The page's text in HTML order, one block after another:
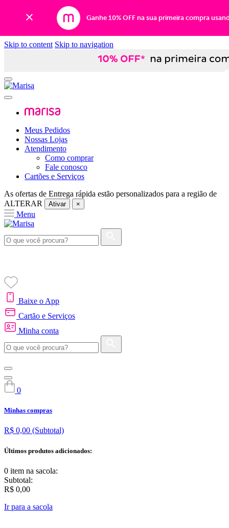
Ganhe 10% OFF na sua primeira compra
Skip to content Skip to navigation
Meus Pedidos
Nossas Lojas
Atendimento
Como comprar
Fale conosco
Cartões e Serviços
As ofertas de Entrega rápida estão personalizados para a região de
ALTERAR
Ativar ×
Menu
Baixe o App
Cartão e Serviços
Minha conta
0
Minhas compras
R$ 0,00 (Subtotal)
Últimos produtos adicionados:
0 item na sacola:
Subtotal:
R$ 0,00
Ir para a sacola